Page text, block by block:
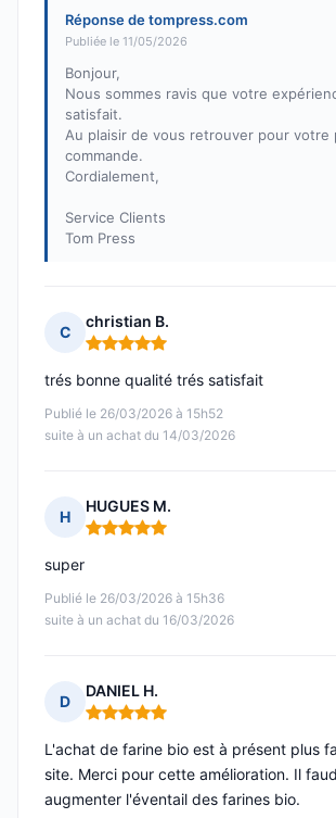
Réponse de tompress.com
Publiée le 11/05/2026
Bonjour,
Nous sommes ravis que votre
satisfait.
Au plaisir de vous retrouver pour votre
commande.
Cordialement,
Service Clients
Tom Press
C
christian B.
Note : 5 sur 5
Publié le 26/03/2026 à 15h52
suite à un achat du 14/03/2026
trés bonne qualité trés satisfait
H
HUGUES M.
Note : 5 sur 5
Publié le 26/03/2026 à 15h36
suite à un achat du 16/03/2026
super
D
DANIEL H.
Note : 5 sur 5
L'achat de farine bio est à présent plus
site. Merci pour cette amélioration. Il
augmenter l'éventail des farines bio.